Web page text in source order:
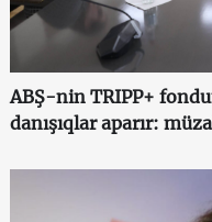
ABŞ-nin TRIPP+
danışıqlar aparır: